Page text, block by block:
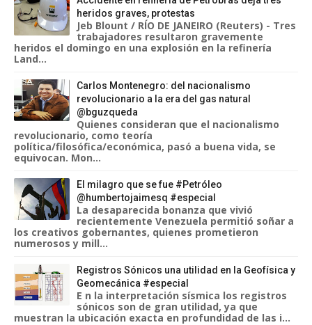
heridos graves, protestas
Jeb Blount / RÍO DE JANEIRO (Reuters) - Tres
trabajadores resultaron gravemente
heridos el domingo en una explosión en la refinería
Land...
Carlos Montenegro: del nacionalismo
revolucionario a la era del gas natural
@bguzqueda
Quienes consideran que el nacionalismo
revolucionario, como teoría
política/filosófica/económica, pasó a buena vida, se
equivocan. Mon...
El milagro que se fue #Petróleo
@humbertojaimesq #especial
La desaparecida bonanza que vivió
recientemente Venezuela permitió soñar a
los creativos gobernantes, quienes prometieron
numerosos y mill...
Registros Sónicos una utilidad en la Geofísica y
Geomecánica #especial
E n la interpretación sísmica los registros
sónicos son de gran utilidad, ya que
muestran la ubicación exacta en profundidad de las i...